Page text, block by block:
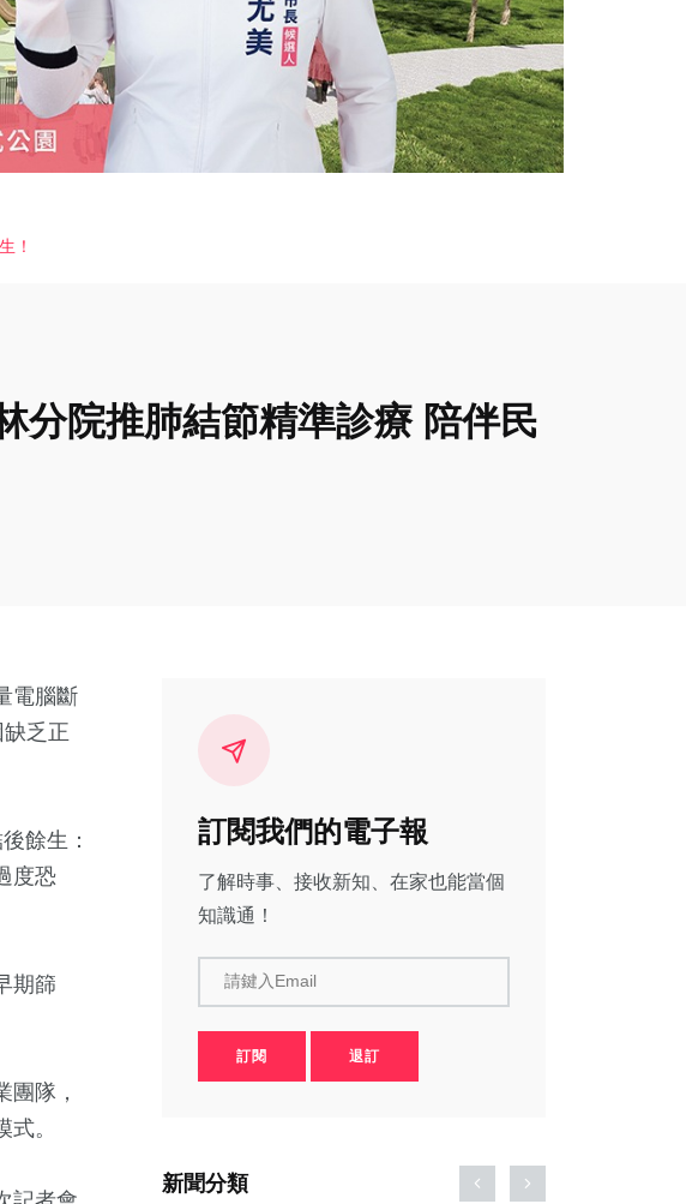
！
分院推肺結節精準診療 陪伴民
電腦斷
乏正
餘生：
度恐
期篩
隊，
。
訂閱我們的電子報
了解時事、接收新知、在家也能當個
知識通！
請鍵入Email
訂閱 退訂
新聞分類